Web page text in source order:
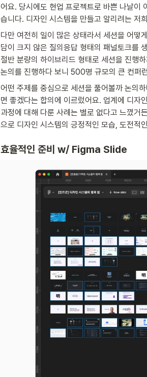
어요. 당시에도 현업 프로젝트로 바쁜 나날이
습니다. 디자인 시스템을 만들고 알리려는 저
다만 여전히 일이 많은 상태라서 세션을 어떻
담이 크지 않은 질의응답 형태의 패널토크를
절반 분량의 하이브리드 형태로 세션을 진행
논의를 진행하다 보니 500명 규모의 큰 컨퍼
어떤 주제를 중심으로 세션을 풀어볼까 논의
면 좋겠다는 합의에 이르렀어요. 업계에 디자
과정에 대해 다룬 사례는 별로 없다고 느꼈거
으로 디자인 시스템의 긍정적인 모습, 도전적
효율적인 준비 w/ Figma Slide